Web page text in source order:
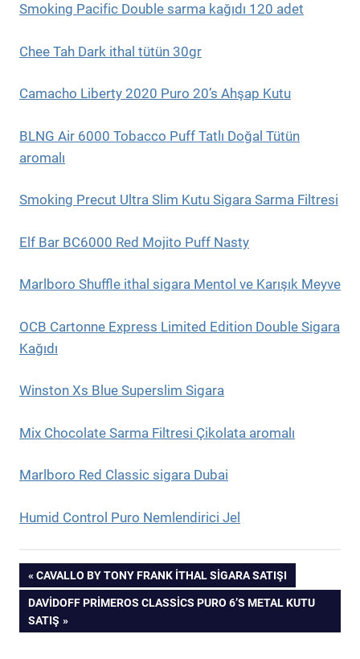
Smoking Pacific Double sarma kağıdı 120 adet
Chee Tah Dark ithal tütün 30gr
Camacho Liberty 2020 Puro 20’s Ahşap Kutu
BLNG Air 6000 Tobacco Puff Tatlı Doğal Tütün
aromalı
Smoking Precut Ultra Slim Kutu Sigara Sarma Filtresi
Elf Bar BC6000 Red Mojito Puff Nasty
Marlboro Shuffle ithal sigara Mentol ve Karışık Meyve
OCB Cartonne Express Limited Edition Double Sigara
Kağıdı
Winston Xs Blue Superslim Sigara
Mix Chocolate Sarma Filtresi Çikolata aromalı
Marlboro Red Classic sigara Dubai
Humid Control Puro Nemlendirici Jel
Yazı
gezinmesi
PREVIOUS
POST:
CAVALLO BY TONY FRANK ITHAL SIGARA SATIŞI
NEXT
POST:
DAVIDOFF PRIMEROS CLASSICS PURO 6’S METAL KUTU
SATIŞ